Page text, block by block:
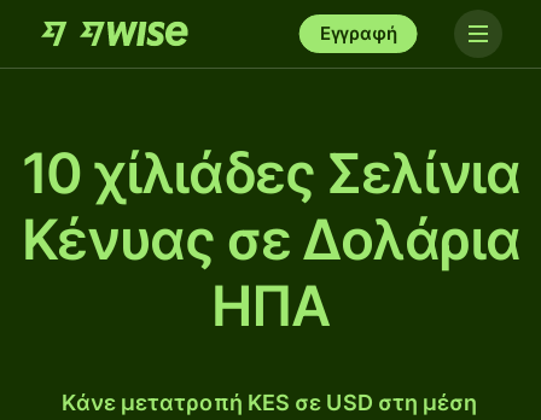
Εγγραφή
10 χίλιάδες Σελίνια
Κένυας σε Δολάρια
ΗΠΑ
Κάνε μετατροπή KES σε USD στη μέση